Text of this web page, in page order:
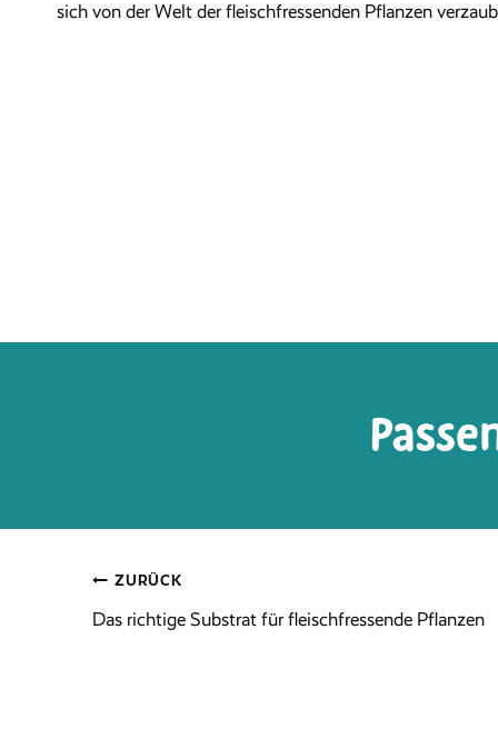
sich von der Welt der fleischfressenden Pflanzen
Beitragsnavigation
ZURÜCK
Das richtige Substrat für fleischfressende Pflanzen